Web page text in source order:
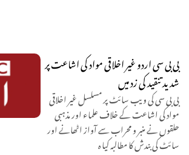
بی بی سی اردو غیر اخلاقی مواد کی اشاعت پر
شدید تنقید کی زد میں
بی بی سی کی ویب سائٹ پر مسلسل غیر اخلاقی
مواد کی اشاعت کے خلاف علماء اور مذہبی
حلقوں نے منبر و محراب سے آواز اٹھانے اور
سائٹ کی بندش کا مطالبہ کیا ہ